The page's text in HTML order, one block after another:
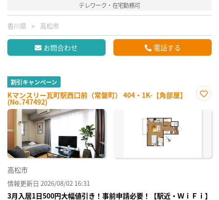
テレワーク・在宅勤務可
香川県 高松市
お問合わせ 電話する
割引キャンペーン
Kマンスリー瓦町駅西口前（常盤町） 404・1K-【角部屋】
(No.747492)
に入
高松市
情報更新日 2026/08/02 16:31
3月入居1日500円大幅値引き！事前申請必要！【駅近・ＷｉＦｉ】